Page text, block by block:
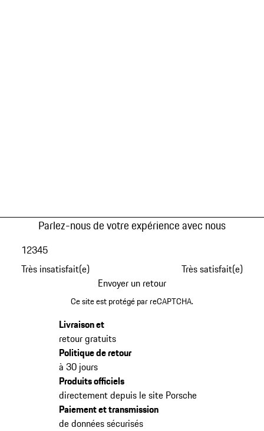
Parlez-nous de votre expérience avec nous
Très insatisfait(e)
12345
Très satisfait(e)
Envoyer un retour
Ce site est protégé par reCAPTCHA.
Livraison et
retour gratuits
Politique de retour
à 30 jours
Produits officiels
directement depuis le site Porsche
Paiement et transmission
de données sécurisés